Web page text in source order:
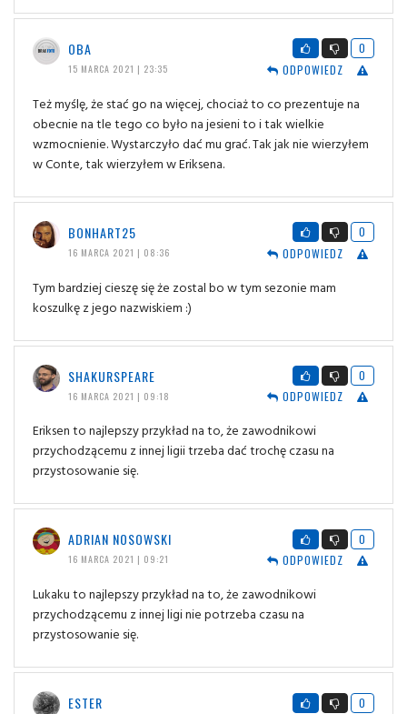
OBA
15 MARCA 2021 | 23:35
0
ODPOWIEDZ
Też myślę, że stać go na więcej, chociaż to co prezentuje na
obecnie na tle tego co było na jesieni to i tak wielkie
wzmocnienie. Wystarczyło dać mu grać. Tak jak nie wierzyłem
w Conte, tak wierzyłem w Eriksena.
BONHART25
16 MARCA 2021 | 08:36
0
ODPOWIEDZ
Tym bardziej cieszę się że zostal bo w tym sezonie mam
koszulkę z jego nazwiskiem :)
SHAKURSPEARE
16 MARCA 2021 | 09:18
0
ODPOWIEDZ
Eriksen to najlepszy przykład na to, że zawodnikowi
przychodzącemu z innej ligii trzeba dać trochę czasu na
przystosowanie się.
ADRIAN NOSOWSKI
16 MARCA 2021 | 09:21
0
ODPOWIEDZ
Lukaku to najlepszy przykład na to, że zawodnikowi
przychodzącemu z innej ligi nie potrzeba czasu na
przystosowanie się.
ESTER 0